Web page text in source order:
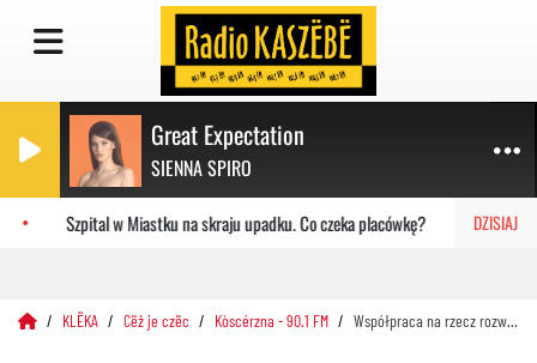
Great Expectation
SIENNA SPIRO
DZISIAJ
Szpital w Miastku na skraju upadku. Co czeka placówkę?
KLËKA Cëż je czëc Kòscérzna - 90.1 FM Współpraca na rzecz rozwoju usług społecznych